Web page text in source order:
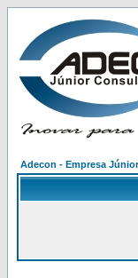
Adecon - Empresa